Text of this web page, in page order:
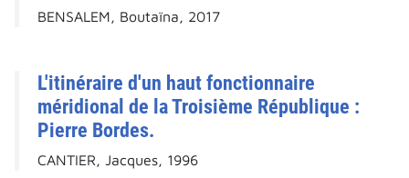
BENSALEM, Boutaïna, 2017
L'itinéraire d'un haut fonctionnaire
méridional de la Troisième République :
Pierre Bordes.
CANTIER, Jacques, 1996